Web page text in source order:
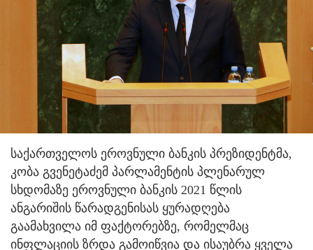
საქართველოს ეროვნული ბანკის პრეზიდენტმა,
კობა გვენეტაძემ პარლამენტის პლენარულ
სხდომაზე ეროვნული ბანკის 2021 წლის
ანგარიშის წარადგენისას ყურადღება
გაამახვილა იმ ფაქტორებზე, რომელმაც
ინფლაციის ზრდა გამოიწვია და ისაუბრა ყველა